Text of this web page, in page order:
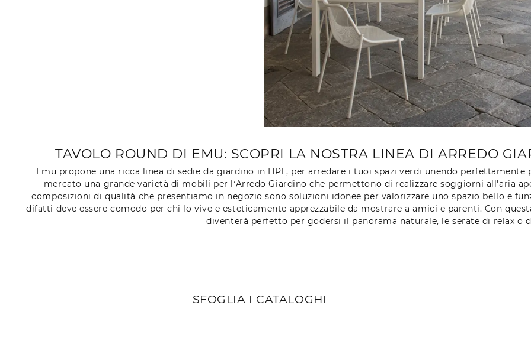
TAVOLO ROUND DI EMU: SCOPRI LA NOSTRA LINEA DI ARREDO
Emu propone una ricca linea di sedie da giardino in HPL, per arredare i tuoi spazi verdi unendo
mercato una grande varietà di mobili per l’Arredo Giardino che permettono di realizzare soggiorni all'aria
composizioni di qualità che presentiamo in negozio sono soluzioni idonee per valorizzare uno spazio bello e
difatti deve essere comodo per chi lo vive e esteticamente apprezzabile da mostrare a amici e parenti. Con
diventerà perfetto per godersi il panorama naturale, le serate di relax o
SFOGLIA I CATALOGHI